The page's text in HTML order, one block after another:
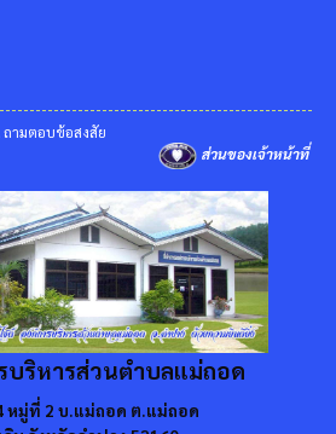
ถามตอบข้อสงสัย
ส่วนของเจ้าหน้าที่
บริหารส่วนตำบลแม่ถอด
หมู่ที่ 2 บ.แม่ถอด ต.แม่ถอด